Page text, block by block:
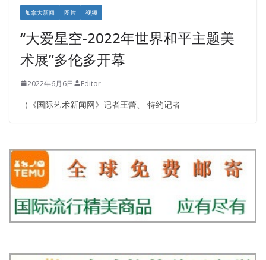
加拿大新闻 图片 视频
“大爱星空-2022年世界和平主题美
术展”多伦多开幕
2022年6月6日 Editor
（《国际艺术新闻网》记者王蕾、 特约记者